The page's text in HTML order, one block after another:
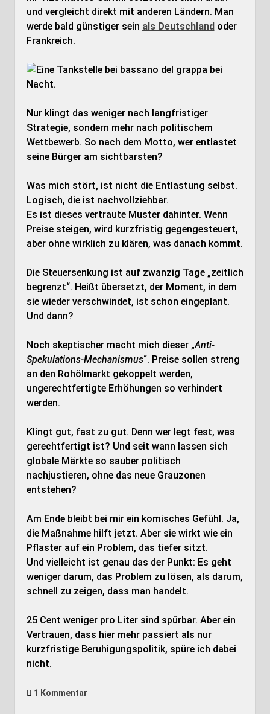
und vergleicht direkt mit anderen Ländern. Man
werde bald günstiger sein als Deutschlandoder
Frankreich.
Nur klingt das weniger nach langfristiger
Strategie, sondern mehr nach politischem
Wettbewerb. So nach dem Motto, wer entlastet
seine Bürger am sichtbarsten?
Was mich stört, ist nicht die Entlastung selbst.
Logisch, die ist nachvollziehbar.
Es ist dieses vertraute Muster dahinter. Wenn
Preise steigen, wird kurzfristig gegengesteuert,
aber ohne wirklich zu klären, was danach kommt.
Die Steuersenkung ist auf zwanzig Tage „zeitlich
begrenzt“. Heißt übersetzt, der Moment, in dem
sie wieder verschwindet, ist schon eingeplant.
Und dann?
Noch skeptischer macht mich dieser „Anti-
Spekulations-Mechanismus“. Preise sollen streng
an den Rohölmarkt gekoppelt werden,
ungerechtfertigte Erhöhungen so verhindert
werden.
Klingt gut, fast zu gut. Denn wer legt fest, was
gerechtfertigt ist? Und seit wann lassen sich
globale Märkte so sauber politisch
nachjustieren, ohne das neue Grauzonen
entstehen?
Am Ende bleibt bei mir ein komisches Gefühl. Ja,
die Maßnahme hilft jetzt. Aber sie wirkt wie ein
Pflaster auf ein Problem, das tiefer sitzt.
Und vielleicht ist genau das der Punkt: Es geht
weniger darum, das Problem zu lösen, als darum,
schnell zu zeigen, dass man handelt.
25 Cent weniger pro Liter sind spürbar. Aber ein
Vertrauen, dass hier mehr passiert als nur
kurzfristige Beruhigungspolitik, spüre ich dabei
nicht.
1 Kommentar